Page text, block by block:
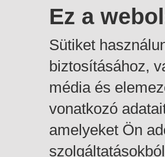
Ez a
Sütiket
biztosításához,
média és
vonatkozó
amelyeket Ön